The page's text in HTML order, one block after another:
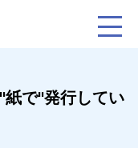
紙で"発行してい